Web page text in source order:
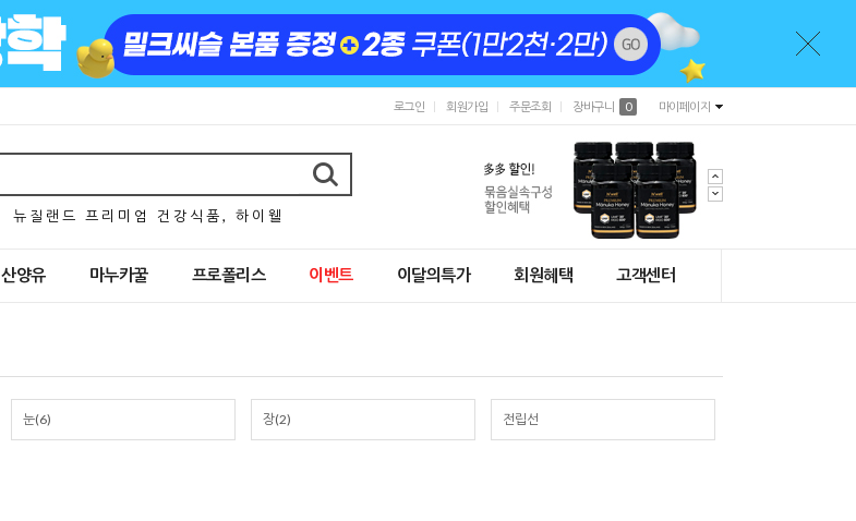
로그인 회원가입 주문조회 장바구니 0 마이페이지
뉴 질 랜 드 프 리 미 엄 건 강 식 품 , 하 이 웰
산양유 마누카꿀 프로폴리스 이벤트 이달의특가 회원혜택 고객센터
눈(6) 장(2) 전립선